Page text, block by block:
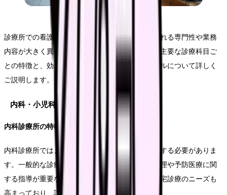
診療所での看護業務は、診療科目によって求められる専門性や業務
内容が大きく異なります。このセクションでは、主要な診療科目ご
との特徴と、効果的な仕事の進め方、必要なスキルについて詳しく
ご説明します。
内科・小児科系統
内科診療所の特徴と業務
内科診療所では、幅広い年齢層の患者さんに対応する必要がありま
す。一般的な診療補助に加えて、生活習慣病の管理や予防医療に関
する指導が重要な業務となっています。また、在宅診療のニーズも
高まっており、訪問看護の知識も求められます。